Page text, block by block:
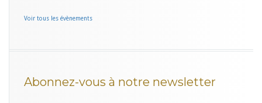
Voir tous les évènements
Abonnez-vous à notre newsletter